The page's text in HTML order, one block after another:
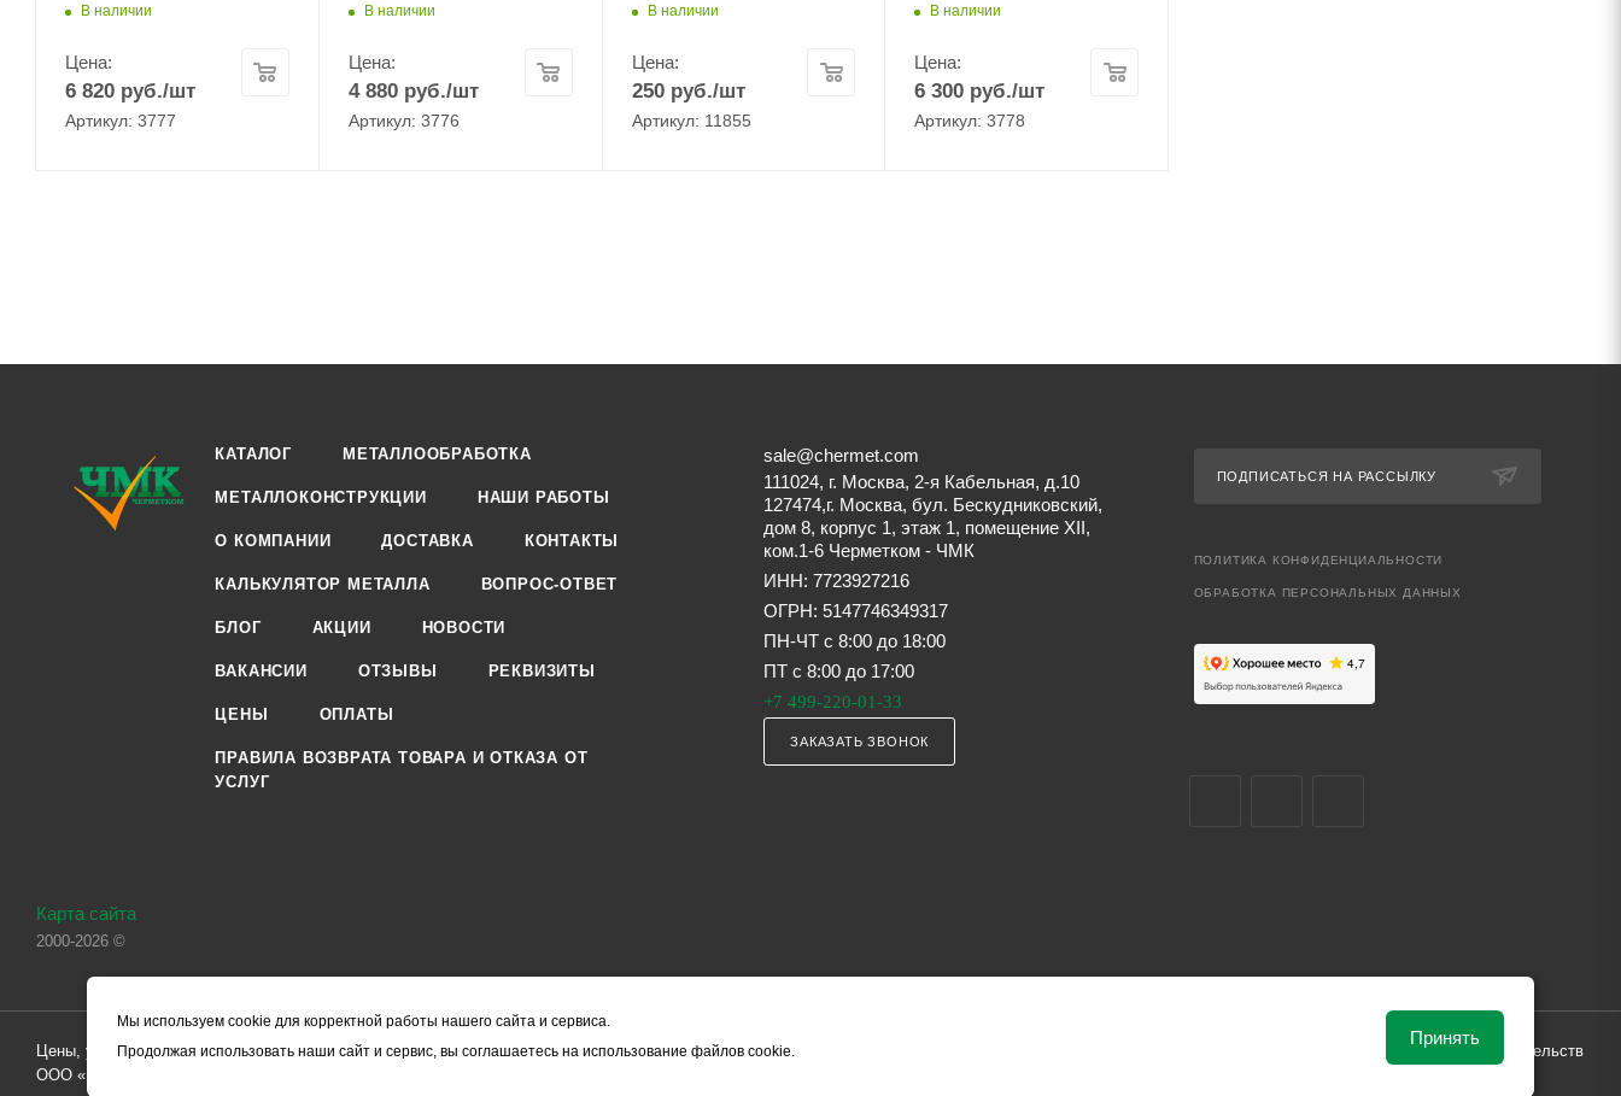
В наличии
Цена:
6 820 руб./шт
Артикул: 3777
В наличии
Цена:
4 880руб./шт
Артикул: 3776
В наличии
Цена:
250руб./шт
Артикул: 11855
В наличии
Цена:
6 300 руб./шт
Артикул: 3778
КАТАЛОГ МЕТАЛЛООБРАБОТКА
МЕТАЛЛОКОНСТРУКЦИИ НАШИ РАБОТЫ
О КОМПАНИИ ДОСТАВКА КОНТАКТЫ
КАЛЬКУЛЯТОР МЕТАЛЛА ВОПРОС-ОТВЕТ
БЛОГ АКЦИИ НОВОСТИ
ВАКАНСИИ ОТЗЫВЫ РЕКВИЗИТЫ
ЦЕНЫ ОПЛАТЫ
ПРАВИЛА ВОЗВРАТА ТОВАРА И ОТКАЗА ОТ
УСЛУГ
sale@chermet.com
111024, г. Москва, 2-я Кабельная, д.10
127474,г. Москва, бул. Бескудниковский,
дом 8, корпус 1, этаж 1, помещение XII,
ком.1-6 Черметком - ЧМК
ИНН: 7723927216
ОГРН: 5147746349317
ПН-ЧТ с 8:00 до 18:00
ПТ с 8:00 до 17:00
+7 499-220-01-33
ЗАКАЗАТЬ ЗВОНОК
ПОДПИСАТЬСЯ НА РАССЫЛКУ
ПОЛИТИКА КОНФИДЕНЦИАЛЬНОСТИ
ОБРАБОТКА ПЕРСОНАЛЬНЫХ ДАННЫХ
Карта сайта
2000-2026 ©
Цены, указанные на сайте, носят справочный характер и не являются офертой (в соответствии со ст. 435 ГК РФ). Они могут изменяться в зависимости от рыночной ситуации и не влекут за собой обязательств
ООО «ЧЕРМЕТ.КОМ» по заключению Договора. Окончательная стоимость товара формируется менеджером и уточняется вместе со сроками поставки.
Мы используем cookie для корректной работы нашего сайта и сервиса.
Продолжая использовать наши сайт и сервис, вы соглашаетесь на использование файлов cookie.
Принять